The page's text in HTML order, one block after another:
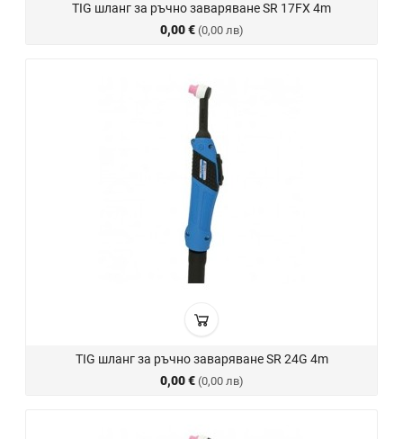
TIG шланг за ръчно заваряване SR 17FX 4m
0,00 € (0,00 лв)
TIG шланг за ръчно заваряване SR 24G 4m
0,00 € (0,00 лв)